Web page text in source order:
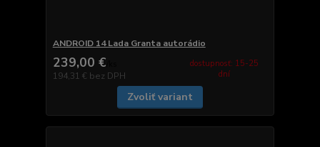
ANDROID 14 Lada Granta autorádio
239,00 €
194,31 € bez DPH
dostupnosť: 15-25
dní
Zvoliť variant